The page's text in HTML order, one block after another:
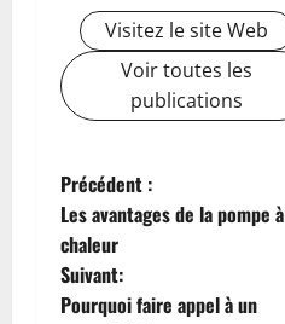
Visitez le site Web
Voir toutes les
publications
N
a
v
Précédent :
Les avantages de la pompe à
chaleur
Suivant:
Pourquoi faire appel à un